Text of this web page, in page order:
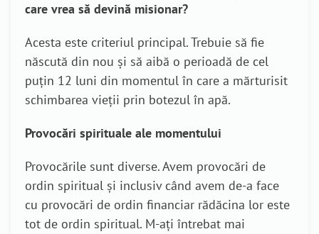
care vrea să devină misionar?
Acesta este criteriul principal. Trebuie să fie
născută din nou și să aibă o perioadă de cel
puțin 12 luni din momentul în care a mărturisit
schimbarea vieții prin botezul în apă.
Provocări spirituale ale momentului
Provocările sunt diverse. Avem provocări de
ordin spiritual și inclusiv când avem de-a face
cu provocări de ordin financiar rădăcina lor este
tot de ordin spiritual. M-ați întrebat mai